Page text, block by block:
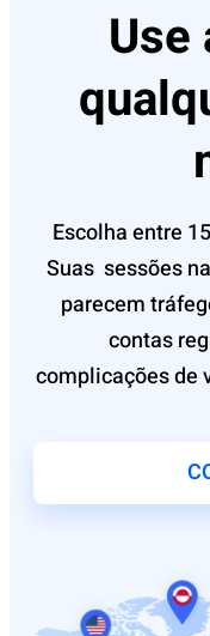
Use
Escolha entre
Suas sessões
parecem
contas
complicaçõesde